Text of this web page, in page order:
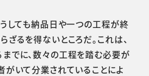
うしても納品日や一つの工程が終
るを得ないところだ。これは、
でに、数々の工程を踏む必要が
がいて分業されていることによ